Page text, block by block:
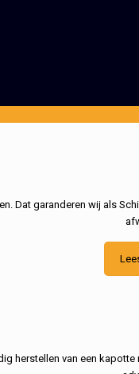
Dat garanderen wij als
herstellen van een